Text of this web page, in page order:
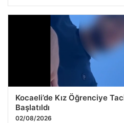
Kocaeli’de Kız Öğrenciye
Başlatıldı
02/08/2026